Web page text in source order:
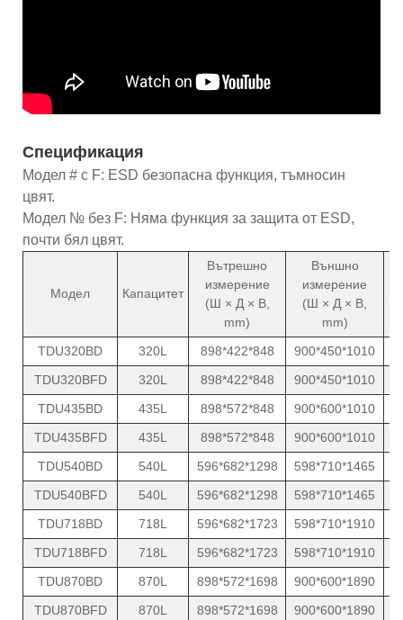
Спецификация
Модел # с F: ESD безопасна функция, тъмносин
цвят.
Модел № без F: Няма функция за защита от ESD,
почти бял цвят.
Модел Капацитет
Вътрешно
измерение
(Ш × Д × В,
mm)
Външно
измерение
(Ш × Д × В,
mm)
TDU320BD 320L 898*422*848
900*450*1010
TDU320BFD
320L 898*422*848
900*450*1010
TDU435BD
435L 898*572*848
900*600*1010
TDU435BFD
435L 898*572*848
900*600*1010
TDU540BD
540L 596*682*1298
598*710*1465
TDU540BFD
540L 596*682*1298
598*710*1465
TDU718BD
718L 596*682*1723
598*710*1910
TDU718BFD
718L 596*682*1723
598*710*1910
TDU870BD
870L 898*572*1698
900*600*1890
TDU870BFD
870L 898*572*1698 900*600*1890